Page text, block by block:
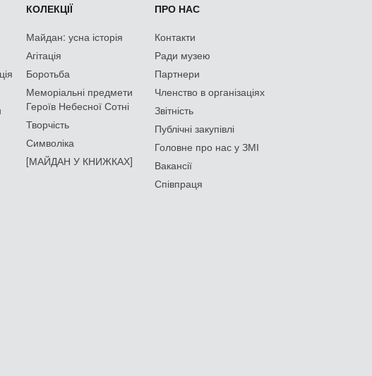
КОЛЕКЦІЇ
Майдан: усна історія
Агітація
Боротьба
Меморіальні предмети
Героїв Небесної Сотні
Творчість
Символіка
[МАЙДАН У КНИЖКАХ]
ПРО НАС
Контакти
Ради музею
Партнери
Членство в організаціях
Звітність
Публічні закупівлі
Головне про нас у ЗМІ
Вакансії
Співпраця